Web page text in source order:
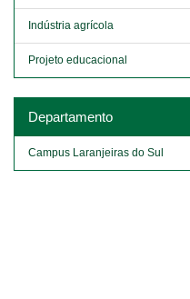
Indústria agrícola
Projeto educacional
Departamento
Campus Laranjeiras do Sul